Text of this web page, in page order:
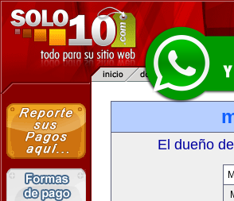
El dueño